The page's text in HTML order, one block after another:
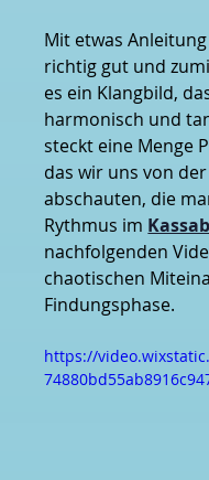
Mit etwas
richtig gut und
es ein Klangbild,
harmonisch und
steckt eine Menge
das wir uns von der
abschauten, die
Rythmus im
nachfolgenden
chaotischen
Findungsphase.
https://